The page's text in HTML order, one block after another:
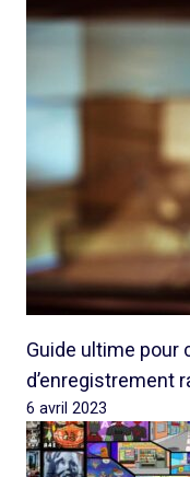
Guide ultime pour
d’enregistrement
6 avril 2023